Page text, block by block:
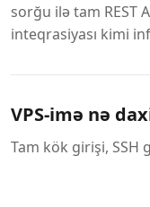
sorğu ilə tam REST
inteqrasiyası kimi
VPS-imə nə
Tam kök girişi, SSH